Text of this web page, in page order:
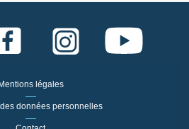
Mentions légales
données personnelles